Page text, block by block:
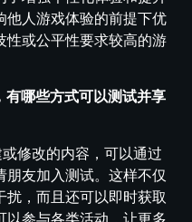
他人游戏体验的前提下优
性或公平性要求较高的游
有哪些方式可以测试并享
修改的内容，可以通过
友加入测试。这样不仅
，而且还可以即时获取
以参与各类活动，让更多